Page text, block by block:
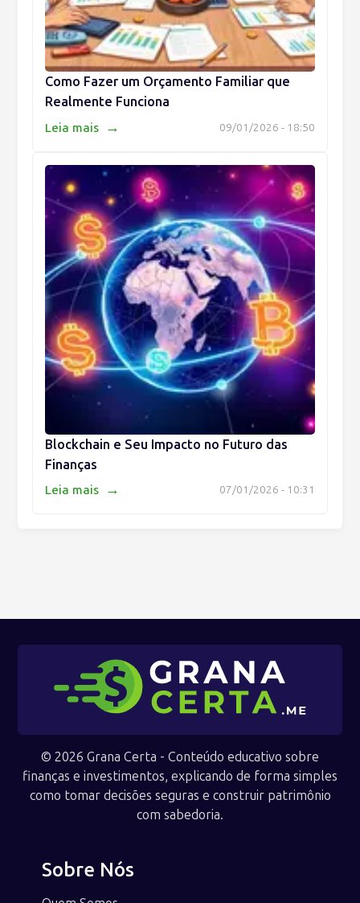
Como Fazer um Orçamento Familiar que
Realmente Funciona
09/01/2026 - 18:50
Leia mais →
Blockchain e Seu Impacto no Futuro das
Finanças
07/01/2026 - 10:31
Leia mais →
© 2026 Grana Certa - Conteúdo educativo sobre
finanças e investimentos, explicando de forma simples
como tomar decisões seguras e construir patrimônio
com sabedoria.
Sobre Nós